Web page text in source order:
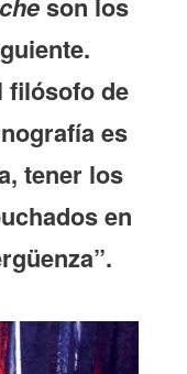
filósofo de
es
tener los
en